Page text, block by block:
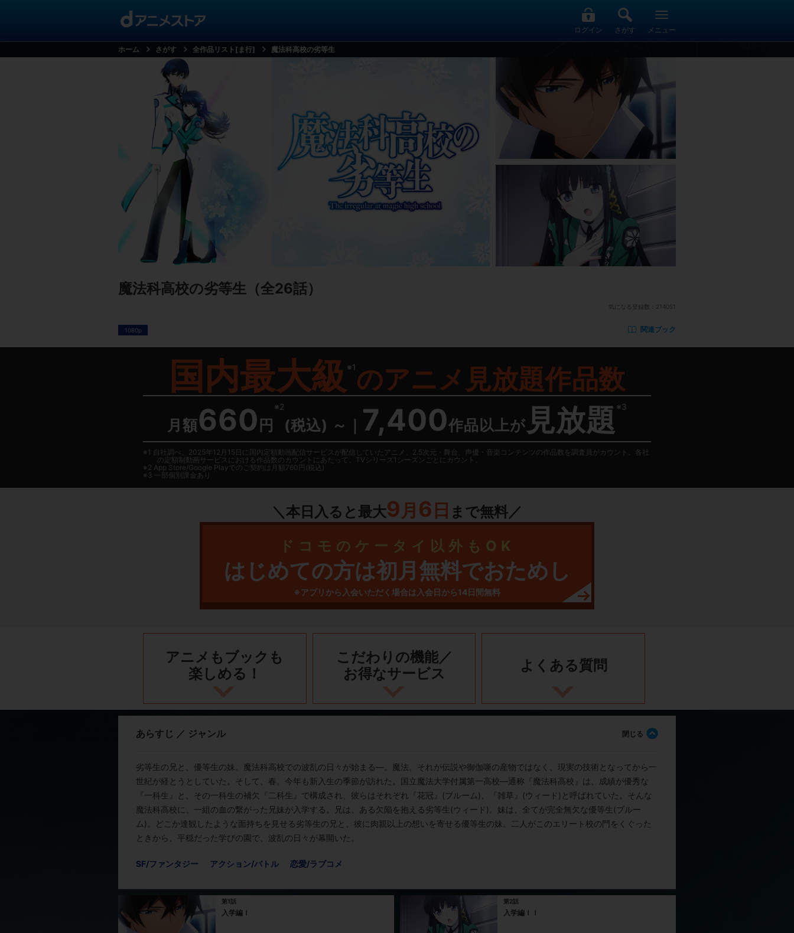
ログイン さがす メニュー
ホーム さがす 全作品リスト[ま行] 魔法科高校の劣等生
魔法科高校の劣等生 （全26話）
気になる登録数： 214051
1080p 関連ブック
国内最大級 ※1 のアニメ見放題作品数
月額660 円
※2
(税込) ～ 7,400作品以上が 見放題 ※3
1 自社調べ。2025年12月15日に国内定額動画配信サービスが配信していたアニメ、2.5次元・舞台、声優・音楽コンテンツの作品数を調査員がカウント。各社
の定額制動画サービスにおける作品数のカウントにあたって、TVシリーズ1シーズンごとにカウント。
2 App Store/Google Playでのご契約は月額760円(税込)
3 一部個別課金あり
＼本日入ると最大9月 6 日 まで無料／
ドコモのケータイ以外もOK
はじめての方は初月無料でおためし
※アプリから入会いただく場合は入会日から14日間無料
アニメもブックも
楽しめる！
こだわりの機能／
お得なサービス
よくある質問
あらすじ ／ ジャンル
劣等生の兄と、優等生の妹。魔法科高校での波乱の日々が始まる―。魔法。それが伝説や御伽噺の産物ではなく、現実の技術となってから一
世紀が経とうとしていた。そして、春。今年も新入生の季節が訪れた。国立魔法大学付属第一高校―通称『魔法科高校』は、成績が優秀な
『一科生』と、その一科生の補欠『二科生』で構成され、彼らはそれぞれ『花冠』(ブルーム)、『雑草』(ウィード)と呼ばれていた。そんな
魔法科高校に、一組の血の繋がった兄妹が入学する。兄は、ある欠陥を抱える劣等生(ウィード)。妹は、全てが完全無欠な優等生(ブルー
ム)。どこか達観したような面持ちを見せる劣等生の兄と、彼に肉親以上の想いを寄せる優等生の妹。二人がこのエリート校の門をくぐった
ときから、平穏だった学びの園で、波乱の日々が幕開いた。
SF/ファンタジー アクション/バトル 恋愛/ラブコメ
第1話
入学編Ｉ
第2話
入学編ＩＩ